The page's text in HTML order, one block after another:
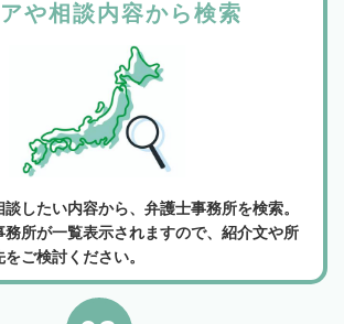
や相談内容から検索
したい内容から、弁護士事務所を検索。
務所が一覧表示されますので、紹介文や所
ご検討ください。